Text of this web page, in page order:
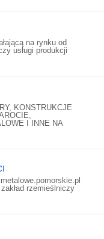
na rynku od
usługi produkcji
KONSTRUKCJE
I INNE NA
rzemieślniczy